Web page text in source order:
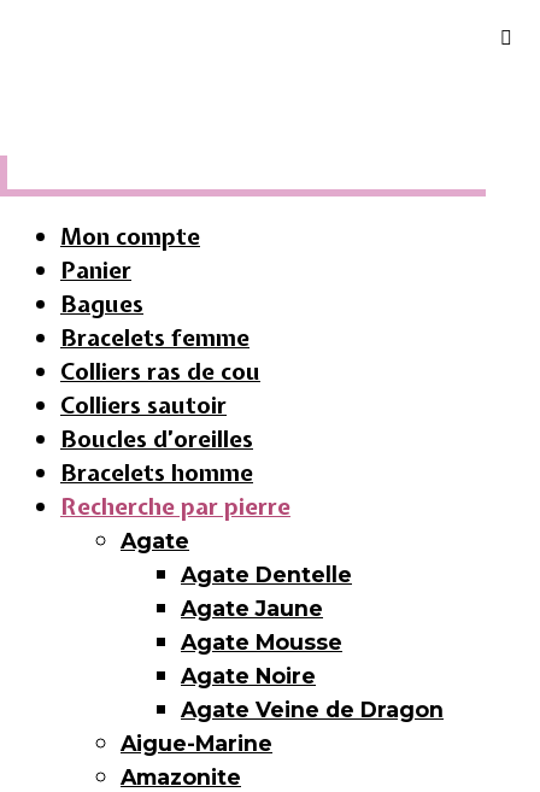
Mon compte
Panier
Bagues
Bracelets femme
Colliers ras de cou
Colliers sautoir
Boucles d’oreilles
Bracelets homme
Recherche par pierre
Agate
Agate Dentelle
Agate Jaune
Agate Mousse
Agate Noire
Agate Veine de Dragon
Aigue-Marine
Amazonite